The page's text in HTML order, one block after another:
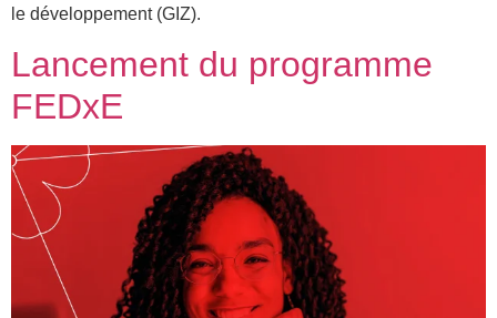
le développement (GIZ).
Lancement du programme
FEDxE